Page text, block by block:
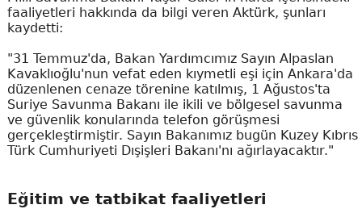
faaliyetleri hakkında da bilgi veren Aktürk, şunları
kaydetti:
"31 Temmuz'da, Bakan Yardımcımız Sayın Alpaslan
Kavaklıoğlu'nun vefat eden kıymetli eşi için Ankara'da
düzenlenen cenaze törenine katılmış, 1 Ağustos'ta
Suriye Savunma Bakanı ile ikili ve bölgesel savunma
ve güvenlik konularında telefon görüşmesi
gerçekleştirmiştir. Sayın Bakanımız bugün Kuzey Kıbrıs
Türk Cumhuriyeti Dışişleri Bakanı'nı ağırlayacaktır."
Eğitim ve tatbikat faaliyetleri